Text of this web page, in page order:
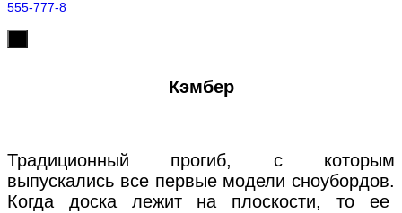
555-777-8
Кэмбер
Традиционный прогиб, с которым
выпускались все первые модели сноубордов.
Когда доска лежит на плоскости, то ее